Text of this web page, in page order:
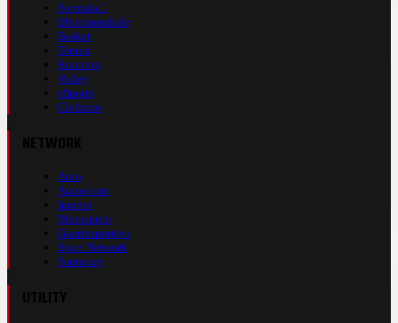
Formula 1
Motomondiale
Basket
Tennis
Running
Volley
eSports
Ciclismo
Auto
Autosprint
Inmoto
Motosprint
Guerinsportivo
Sport Network
Fantacup